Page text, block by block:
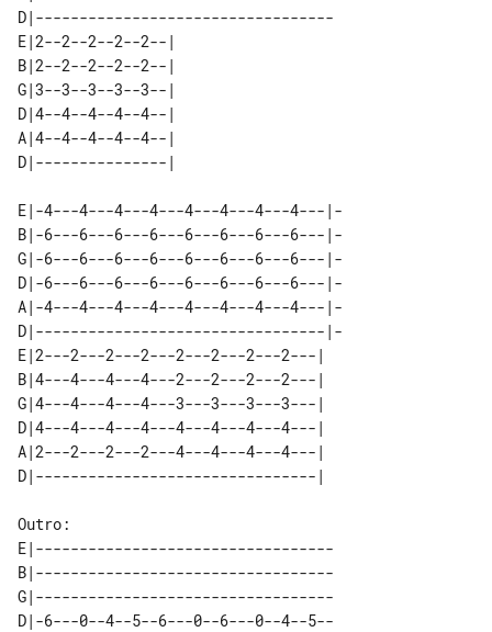
D|----------------------------------
E|2--2--2--2--2--|
B|2--2--2--2--2--|
G|3--3--3--3--3--|
D|4--4--4--4--4--|
A|4--4--4--4--4--|
E|-4---4---4---4---4---4---4---4---|-
B|-6---6---6---6---6---6---6---6---|-
G|-6---6---6---6---6---6---6---6---|-
D|-6---6---6---6---6---6---6---6---|-
A|-4---4---4---4---4---4---4---4---|-
D|---------------------------------|-
E|2---2---2---2---2---2---2---2---|
B|4---4---4---4---2---2---2---2---|
G|4---4---4---4---3---3---3---3---|
D|4---4---4---4---4---4---4---4---|
A|2---2---2---2---4---4---4---4---|
Outro:
E|----------------------------------
B|----------------------------------
G|----------------------------------
D|-6---0--4--5--6---0--6---0--4--5--